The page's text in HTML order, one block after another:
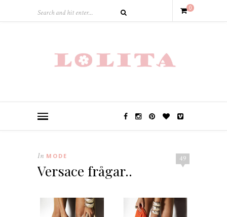
0
49
In MODE
Versace frågar..